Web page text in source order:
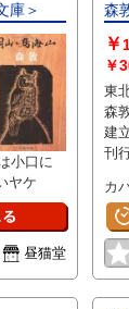
庫＞
小口に
ヤケ
昼猫堂
森
￥
￥
東
森
建
刊
カ